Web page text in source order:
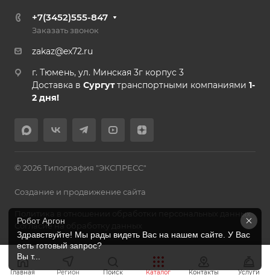
+7(3452)555-847
Заказать звонок
zakaz@ex72.ru
г. Тюмень, ул. Минская 3г корпус 3
Доставка в Сургуттранспортными компаниями 1-
2 дня!
© 2026 Типография "ЭКСПРЕСС"
Создание и продвижение сайта
Политика в отношении обработки персональных данных
Согласие на обработку данных
Главная Регион Поиск Каталог Контакты Услуги
Робот Аргон
Здравствуйте! Мы рады видеть Вас на нашем сайте. У Вас
есть готовый запрос?
Вы т...